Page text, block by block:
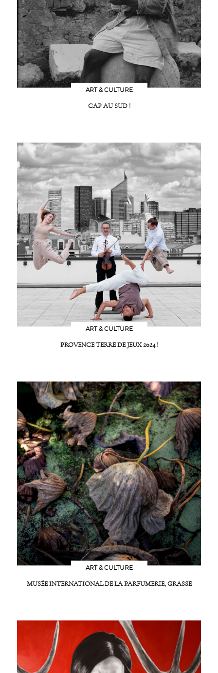
ART & CULTURE
CAP AU SUD !
ART & CULTURE
PROVENCE TERRE DE JEUX 2024 !
ART & CULTURE
MUSÉE INTERNATIONAL DE LA PARFUMERIE, GRASSE